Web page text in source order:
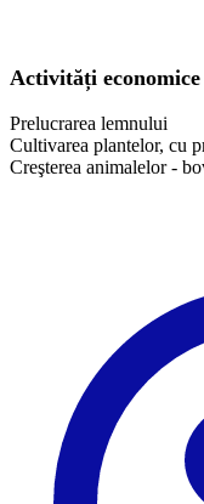
Activități economice
Prelucrarea lemnului
Cultivarea plantelor, cu
Creşterea animalelor -